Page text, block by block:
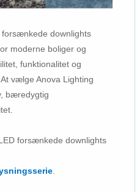
forsænkede downlights
moderne boliger og
funktionalitet og
vælge Anova Lighting
bæredygtig
forsænkede downlights